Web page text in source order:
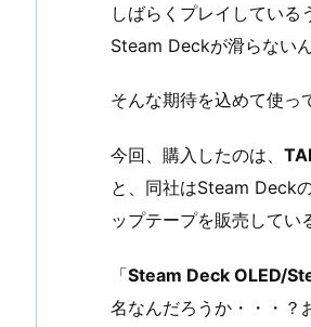
しばらくプレイしてい
Steam Deckが滑らない
そんな期待を込めて使っ
今回、購入したのは、
と、同社はSteam Deck
ップテープを販売してい
「Steam Deck OLED/
名なんだろうか・・・？